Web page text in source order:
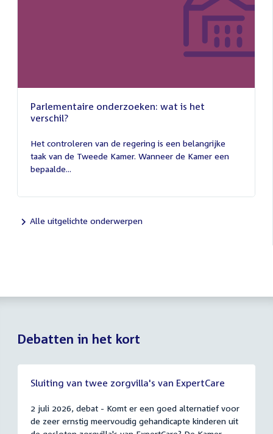
Parlementaire onderzoeken: wat is het
verschil?
juli
2026
Het controleren van de regering is een belangrijke
taak van de Tweede Kamer. Wanneer de Kamer een
bepaalde...
Alle uitgelichte onderwerpen
Debatten in het kort
Sluiting van twee zorgvilla's van ExpertCare
2 juli 2026, debat - Komt er een goed alternatief voor
de zeer ernstig meervoudig gehandicapte kinderen uit